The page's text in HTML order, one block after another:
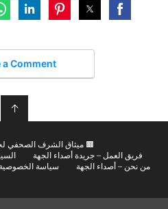
a Comment
↑
🟫 ميثاق الشرف الصحفي
فريق العمل – جريدة أصداء الجهة
من نحن – أصداء الجهة
سياسة الخصوصية